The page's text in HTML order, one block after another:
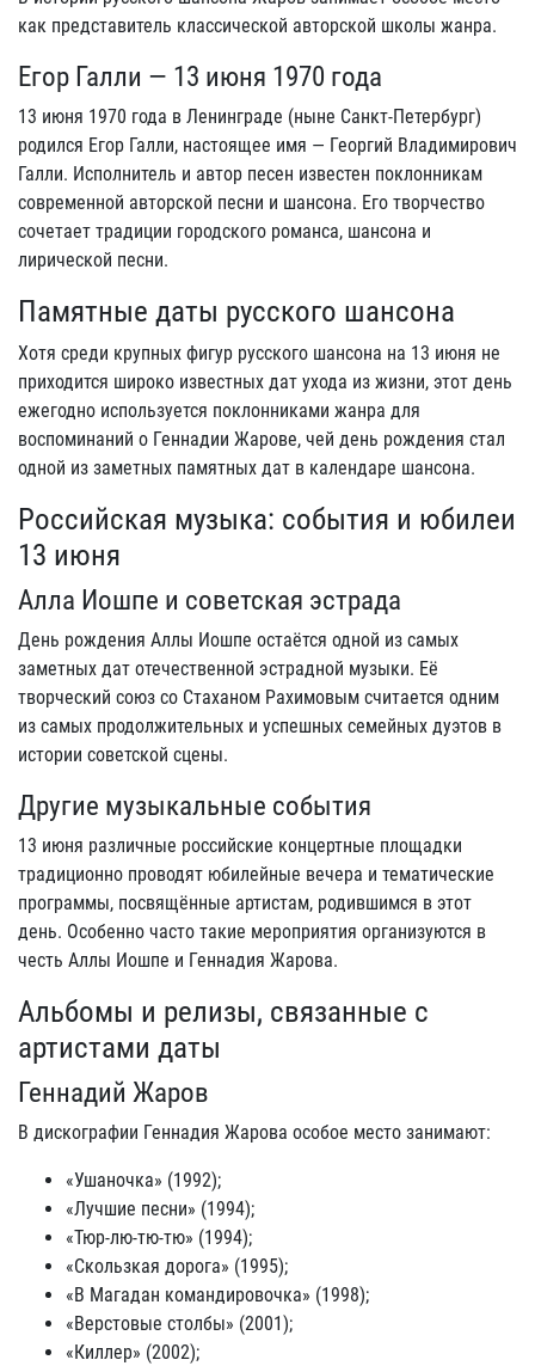
как представитель классической авторской школы жанра.
Егор Галли — 13 июня 1970 года
13 июня 1970 года в Ленинграде (ныне Санкт-Петербург)
родился Егор Галли, настоящее имя — Георгий Владимирович
Галли. Исполнитель и автор песен известен поклонникам
современной авторской песни и шансона. Его творчество
сочетает традиции городского романса, шансона и
лирической песни.
Памятные даты русского шансона
Хотя среди крупных фигур русского шансона на 13 июня не
приходится широко известных дат ухода из жизни, этот день
ежегодно используется поклонниками жанра для
воспоминаний о Геннадии Жарове, чей день рождения стал
одной из заметных памятных дат в календаре шансона.
Российская музыка: события и юбилеи
13 июня
Алла Иошпе и советская эстрада
День рождения Аллы Иошпе остаётся одной из самых
заметных дат отечественной эстрадной музыки. Её
творческий союз со Стаханом Рахимовым считается одним
из самых продолжительных и успешных семейных дуэтов в
истории советской сцены.
Другие музыкальные события
13 июня различные российские концертные площадки
традиционно проводят юбилейные вечера и тематические
программы, посвящённые артистам, родившимся в этот
день. Особенно часто такие мероприятия организуются в
честь Аллы Иошпе и Геннадия Жарова.
Альбомы и релизы, связанные с
артистами даты
Геннадий Жаров
В дискографии Геннадия Жарова особое место занимают:
«Ушаночка» (1992);
«Лучшие песни» (1994);
«Тюр-лю-тю-тю» (1994);
«Скользкая дорога» (1995);
«В Магадан командировочка» (1998);
«Верстовые столбы» (2001);
«Киллер» (2002);